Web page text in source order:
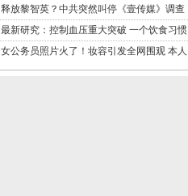
释放黎智英？中共突然叫停《壹传媒》调查
最新研究：控制血压重大突破 一个饮食习惯
女公务员照片火了！妆容引发全网围观 本人